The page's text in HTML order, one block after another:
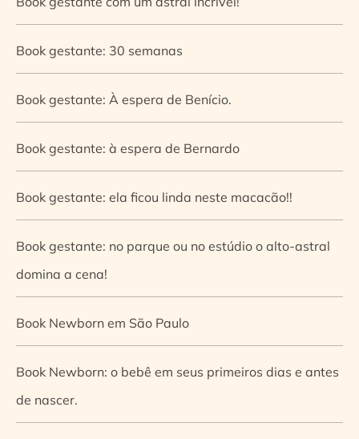
Book gestante: 30 semanas
Book gestante: À espera de Benício.
Book gestante: à espera de Bernardo
Book gestante: ela ficou linda neste macacão!!
Book gestante: no parque ou no estúdio o alto-astral
domina a cena!
Book Newborn em São Paulo
Book Newborn: o bebê em seus primeiros dias e antes
de nascer.